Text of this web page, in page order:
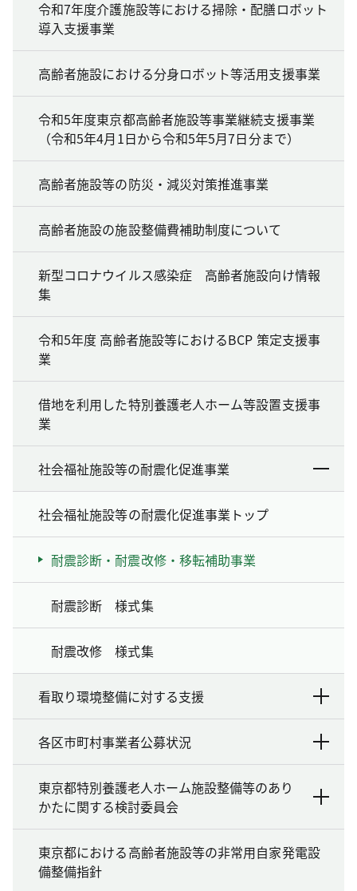
令和7年度介護施設等における掃除・配膳ロボット
導入支援事業
高齢者施設における分身ロボット等活用支援事業
令和5年度東京都高齢者施設等事業継続支援事業
（令和5年4月1日から令和5年5月7日分まで）
高齢者施設等の防災・減災対策推進事業
高齢者施設の施設整備費補助制度について
新型コロナウイルス感染症 高齢者施設向け情報
集
令和5年度 高齢者施設等におけるBCP 策定支援事
業
借地を利用した特別養護老人ホーム等設置支援事
業
社会福祉施設等の耐震化促進事業
社会福祉施設等の耐震化促進事業トップ
耐震診断・耐震改修・移転補助事業
耐震診断 様式集
耐震改修 様式集
看取り環境整備に対する支援
各区市町村事業者公募状況
東京都特別養護老人ホーム施設整備等のあり
かたに関する検討委員会
東京都における高齢者施設等の非常用自家発電設
備整備指針